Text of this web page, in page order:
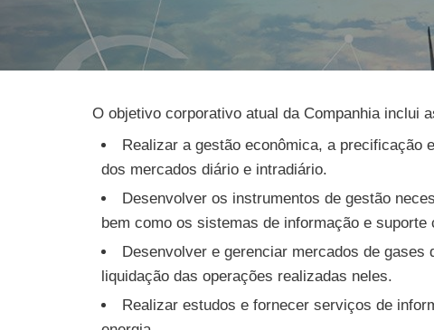
O objetivo corporativo atual da Companhia inclui
Realizar a gestão econômica, a precificação
dos mercados diário e intradiário.
Desenvolver os instrumentos de gestão
bem como os sistemas de informação e suporte
Desenvolver e gerenciar mercados de
liquidação das operações realizadas neles.
Realizar estudos e fornecer serviços de